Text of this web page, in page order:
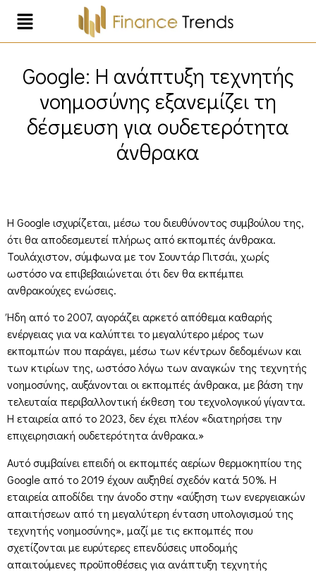
Google: Η ανάπτυξη τεχνητής
νοημοσύνης εξανεμίζει τη
δέσμευση για ουδετερότητα
άνθρακα
Η Google ισχυρίζεται, μέσω του διευθύνοντος συμβούλου της,
ότι θα αποδεσμευτεί πλήρως από εκπομπές άνθρακα.
Τουλάχιστον, σύμφωνα με τον Σουντάρ Πιτσάι, χωρίς
ωστόσο να επιβεβαιώνεται ότι δεν θα εκπέμπει
ανθρακούχες ενώσεις.
Ήδη από το 2007, αγοράζει αρκετό απόθεμα καθαρής
ενέργειας για να καλύπτει το μεγαλύτερο μέρος των
εκπομπών που παράγει, μέσω των κέντρων δεδομένων και
των κτιρίων της, ωστόσο λόγω των αναγκών της τεχνητής
νοημοσύνης, αυξάνονται οι εκπομπές άνθρακα, με βάση την
τελευταία περιβαλλοντική έκθεση του τεχνολογικού γίγαντα.
Η εταιρεία από το 2023, δεν έχει πλέον «διατηρήσει την
επιχειρησιακή ουδετερότητα άνθρακα.»
Αυτό συμβαίνει επειδή οι εκπομπές αερίων θερμοκηπίου της
Google από το 2019 έχουν αυξηθεί σχεδόν κατά 50%. Η
εταιρεία αποδίδει την άνοδο στην «αύξηση των ενεργειακών
απαιτήσεων από τη μεγαλύτερη ένταση υπολογισμού της
τεχνητής νοημοσύνης», μαζί με τις εκπομπές που
σχετίζονται με ευρύτερες επενδύσεις υποδομής
απαιτούμενες προϋποθέσεις για ανάπτυξη τεχνητής